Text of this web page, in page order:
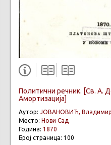
Политични речник. [Св. А.
Амортизација]
Аутор: ЈОВАНОВИЋ, Владимир
Место: Нови Сад
Година: 1870
Број страница: 100